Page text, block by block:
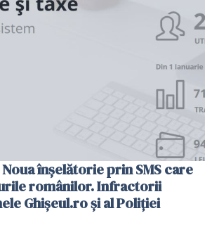
înșelătorie prin SMS care
românilor. Infractorii
Ghișeul.ro și al Poliției